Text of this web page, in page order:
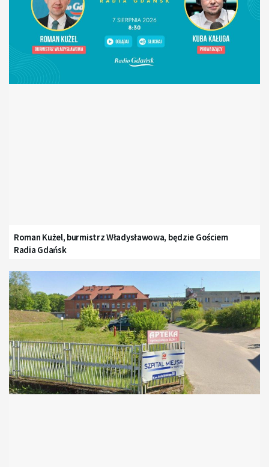
Roman Kużel, burmistrz Władysławowa, będzie Gościem
Radia Gdańsk